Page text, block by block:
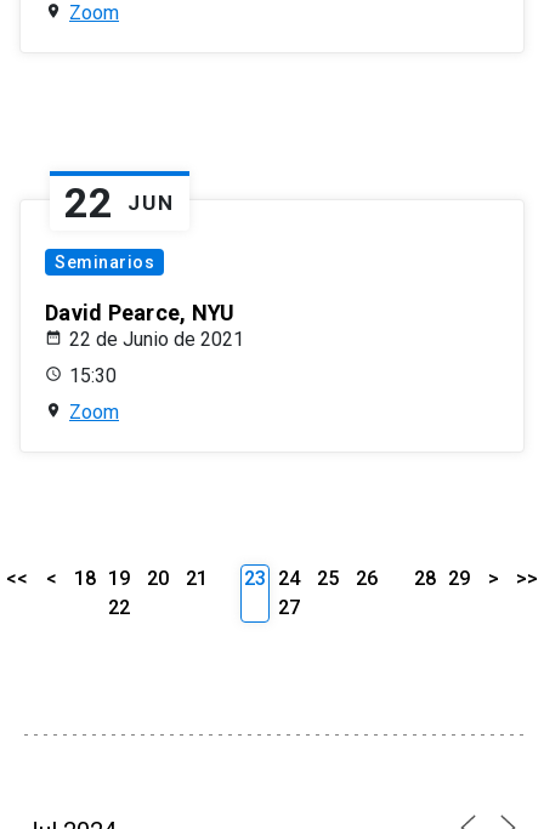
Zoom
22 JUN
Seminarios
David Pearce, NYU
22 de Junio de 2021
15:30
Zoom
<< < 18 19 20
21
22
23 24 25
26
27
28 29 > >>